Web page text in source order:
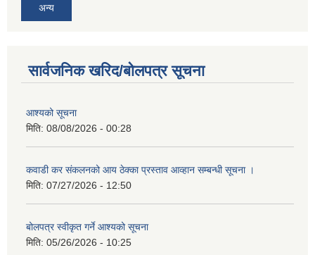
अन्य
सार्वजनिक खरिद/बोलपत्र सूचना
आश्यको सूचना
मिति: 08/08/2026 - 00:28
कवाडी कर संकलनको आय ठेक्का प्रस्ताव आव्हान सम्बन्धी सूचना ।
मिति: 07/27/2026 - 12:50
बोलपत्र स्वीकृत गर्ने आश्यको सूचना
मिति: 05/26/2026 - 10:25